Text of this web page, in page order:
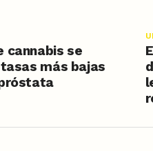
cannabis se
más bajas